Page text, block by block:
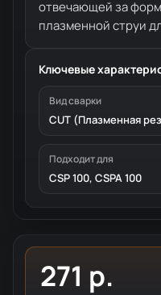
отвечающей за
плазменной струи
Ключевые
Вид сварки
CUT (Плазменная
Подходит для
CSP 100, CSPA 100
271 р.